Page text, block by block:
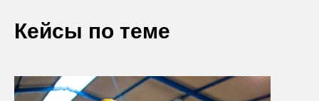
Кейсы по теме